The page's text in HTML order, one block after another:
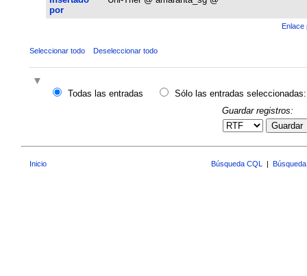
por
Enlace
Seleccionar todo Deseleccionar todo
Todas las entradas
Sólo las entradas seleccionadas:
Guardar registros:
Guardar
Inicio Búsqueda CQL